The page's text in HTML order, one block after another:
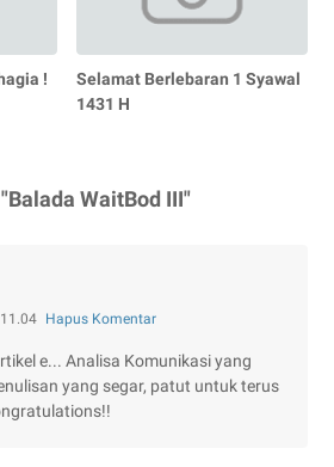
!
Selamat Berlebaran 1 Syawal
1431 H
WaitBod III"
Hapus Komentar
e... Analisa Komunikasi yang
yang segar, patut untuk terus